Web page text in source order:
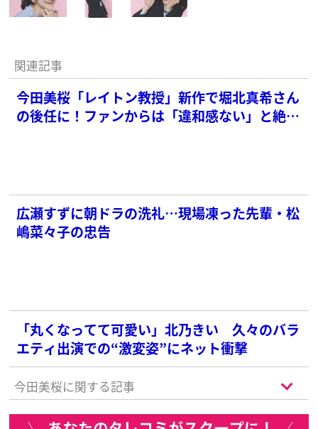
関連記事
今田美桜「レイトン教授」新作で堀北真希さん
の後任に！ファンからは「違和感ない」と絶賛
広瀬すずに朝ドラの洗礼…現場凍った先輩・松
嶋菜々子の忠告
「丸くなってて可愛い」北乃きい 久々のバラ
エティ出演での“激変姿”にネット衝撃
今田美桜に関する記事